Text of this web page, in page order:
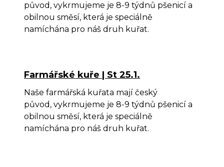
původ, vykrmujeme je 8-9 týdnů pšenicí a
obilnou směsí, která je speciálně
namíchána pro náš druh kuřat.
Farmářské kuře | St 25.1.
Naše farmářská kuřata mají český
původ, vykrmujeme je 8-9 týdnů pšenicí a
obilnou směsí, která je speciálně
namíchána pro náš druh kuřat.